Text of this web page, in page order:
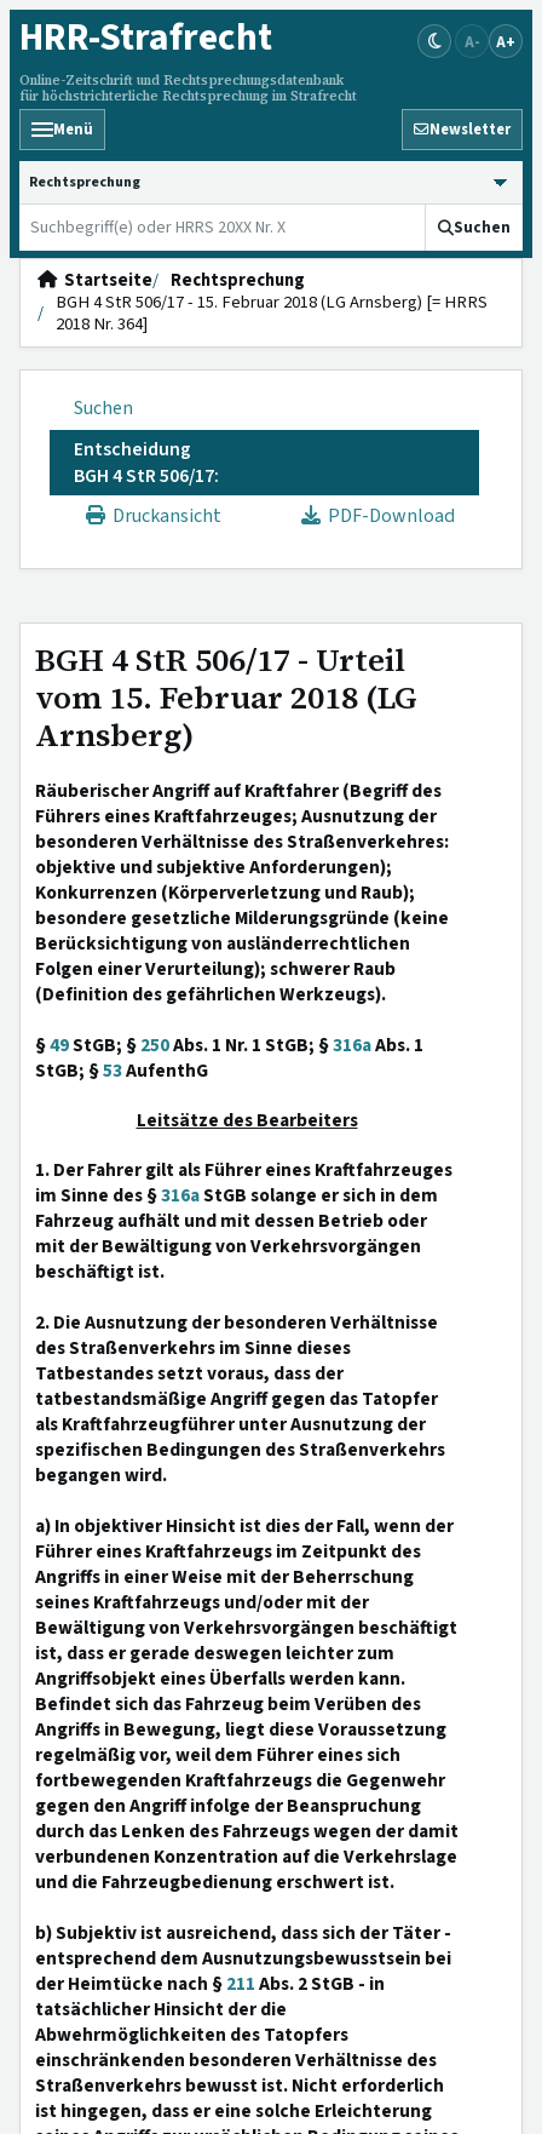
HRR-Strafrecht
Online-Zeitschrift und Rechtsprechungsdatenbank
für höchstrichterliche Rechtsprechung im Strafrecht
A- A+
Menü Newsletter
HRRS durchsuchen
Suchen
Startseite
Rechtsprechung
BGH 4 StR 506/17 - 15. Februar 2018 (LG Arnsberg) [= HRRS
2018 Nr. 364]
Suchen
Entscheidung
BGH 4 StR 506/17:
Druckansicht
PDF-Download
BGH 4 StR 506/17 - Urteil
vom 15. Februar 2018 (LG
Arnsberg)
Räuberischer Angriff auf Kraftfahrer (Begriff des
Führers eines Kraftfahrzeuges; Ausnutzung der
besonderen Verhältnisse des Straßenverkehres:
objektive und subjektive Anforderungen);
Konkurrenzen (Körperverletzung und Raub);
besondere gesetzliche Milderungsgründe (keine
Berücksichtigung von ausländerrechtlichen
Folgen einer Verurteilung); schwerer Raub
(Definition des gefährlichen Werkzeugs).
§49StGB; §250Abs. 1 Nr. 1 StGB; §316aAbs. 1
StGB; §53AufenthG
Leitsätze des Bearbeiters
1. Der Fahrer gilt als Führer eines Kraftfahrzeuges
im Sinne des §316aStGB solange er sich in dem
Fahrzeug aufhält und mit dessen Betrieb oder
mit der Bewältigung von Verkehrsvorgängen
beschäftigt ist.
2. Die Ausnutzung der besonderen Verhältnisse
des Straßenverkehrs im Sinne dieses
Tatbestandes setzt voraus, dass der
tatbestandsmäßige Angriff gegen das Tatopfer
als Kraftfahrzeugführer unter Ausnutzung der
spezifischen Bedingungen des Straßenverkehrs
begangen wird.
a) In objektiver Hinsicht ist dies der Fall, wenn der
Führer eines Kraftfahrzeugs im Zeitpunkt des
Angriffs in einer Weise mit der Beherrschung
seines Kraftfahrzeugs und/oder mit der
Bewältigung von Verkehrsvorgängen beschäftigt
ist, dass er gerade deswegen leichter zum
Angriffsobjekt eines Überfalls werden kann.
Befindet sich das Fahrzeug beim Verüben des
Angriffs in Bewegung, liegt diese Voraussetzung
regelmäßig vor, weil dem Führer eines sich
fortbewegenden Kraftfahrzeugs die Gegenwehr
gegen den Angriff infolge der Beanspruchung
durch das Lenken des Fahrzeugs wegen der damit
verbundenen Konzentration auf die Verkehrslage
und die Fahrzeugbedienung erschwert ist.
b) Subjektiv ist ausreichend, dass sich der Täter -
entsprechend dem Ausnutzungsbewusstsein bei
der Heimtücke nach §211Abs. 2 StGB - in
tatsächlicher Hinsicht der die
Abwehrmöglichkeiten des Tatopfers
einschränkenden besonderen Verhältnisse des
Straßenverkehrs bewusst ist. Nicht erforderlich
ist hingegen, dass er eine solche Erleichterung